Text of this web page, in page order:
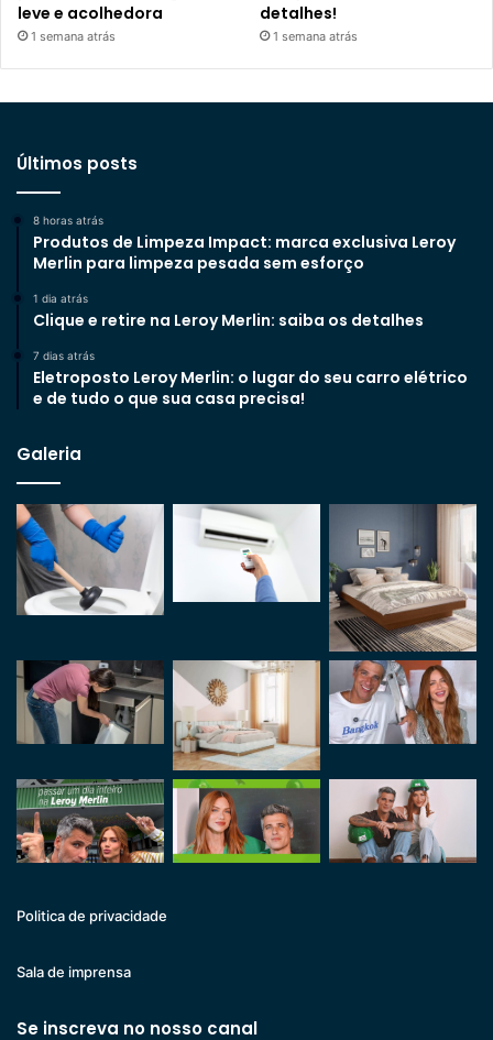
leve e acolhedora
1 semana atrás
detalhes!
1 semana atrás
Últimos posts
8 horas atrás
Produtos de Limpeza Impact: marca exclusiva Leroy
Merlin para limpeza pesada sem esforço
1 dia atrás
Clique e retire na Leroy Merlin: saiba os detalhes
7 dias atrás
Eletroposto Leroy Merlin: o lugar do seu carro elétrico
e de tudo o que sua casa precisa!
Galeria
Politica de privacidade
Sala de imprensa
Se inscreva no nosso canal